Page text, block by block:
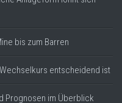
bis zum Barren
entscheidend ist
Prognosen im Überblick